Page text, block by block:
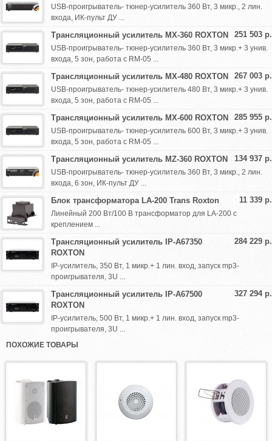
USB-проигрыватель- тюнер-усилитель 360 Вт, 3 микр., 2 лин.
входа, ИК-пульт ДУ ...
251 503 р.
Трансляционный усилитель MX-360 ROXTON
USB-проигрыватель- тюнер-усилитель 360 Вт, 3 микр.+ 3 унив.
входа, 5 зон, работа с RM-05 ...
267 003 р.
Трансляционный усилитель MX-480 ROXTON
USB-проигрыватель- тюнер-усилитель 480 Вт, 3 микр.+ 3 унив.
входа, 5 зон, работа с RM-05 ...
285 955 р.
Трансляционный усилитель MX-600 ROXTON
USB-проигрыватель- тюнер-усилитель 600 Вт, 3 микр.+ 3 унив.
входа, 5 зон, работа с RM-05 ...
134 937 р.
Трансляционный усилитель MZ-360 ROXTON
USB-проигрыватель- тюнер-усилитель 360 Вт, 3 микр., 2 лин.
входа, 6 зон, ИК-пульт ДУ ...
11 339 р.
Блок трансформатора LA-200 Trans Roxton
Линейный 200 Вт/100 В трансформатор для LA-200 с
креплением ...
284 229 р.
Трансляционный усилитель IP-A67350
ROXTON
IP-усилитель, 350 Вт, 1 микр.+ 1 лин. вход, запуск mp3-
проигрывателя, 3U ...
327 294 р.
Трансляционный усилитель IP-A67500
ROXTON
IP-усилитель, 500 Вт, 1 микр.+ 1 лин. вход, запуск mp3-
проигрывателя, 3U ...
ПОХОЖИЕ ТОВАРЫ